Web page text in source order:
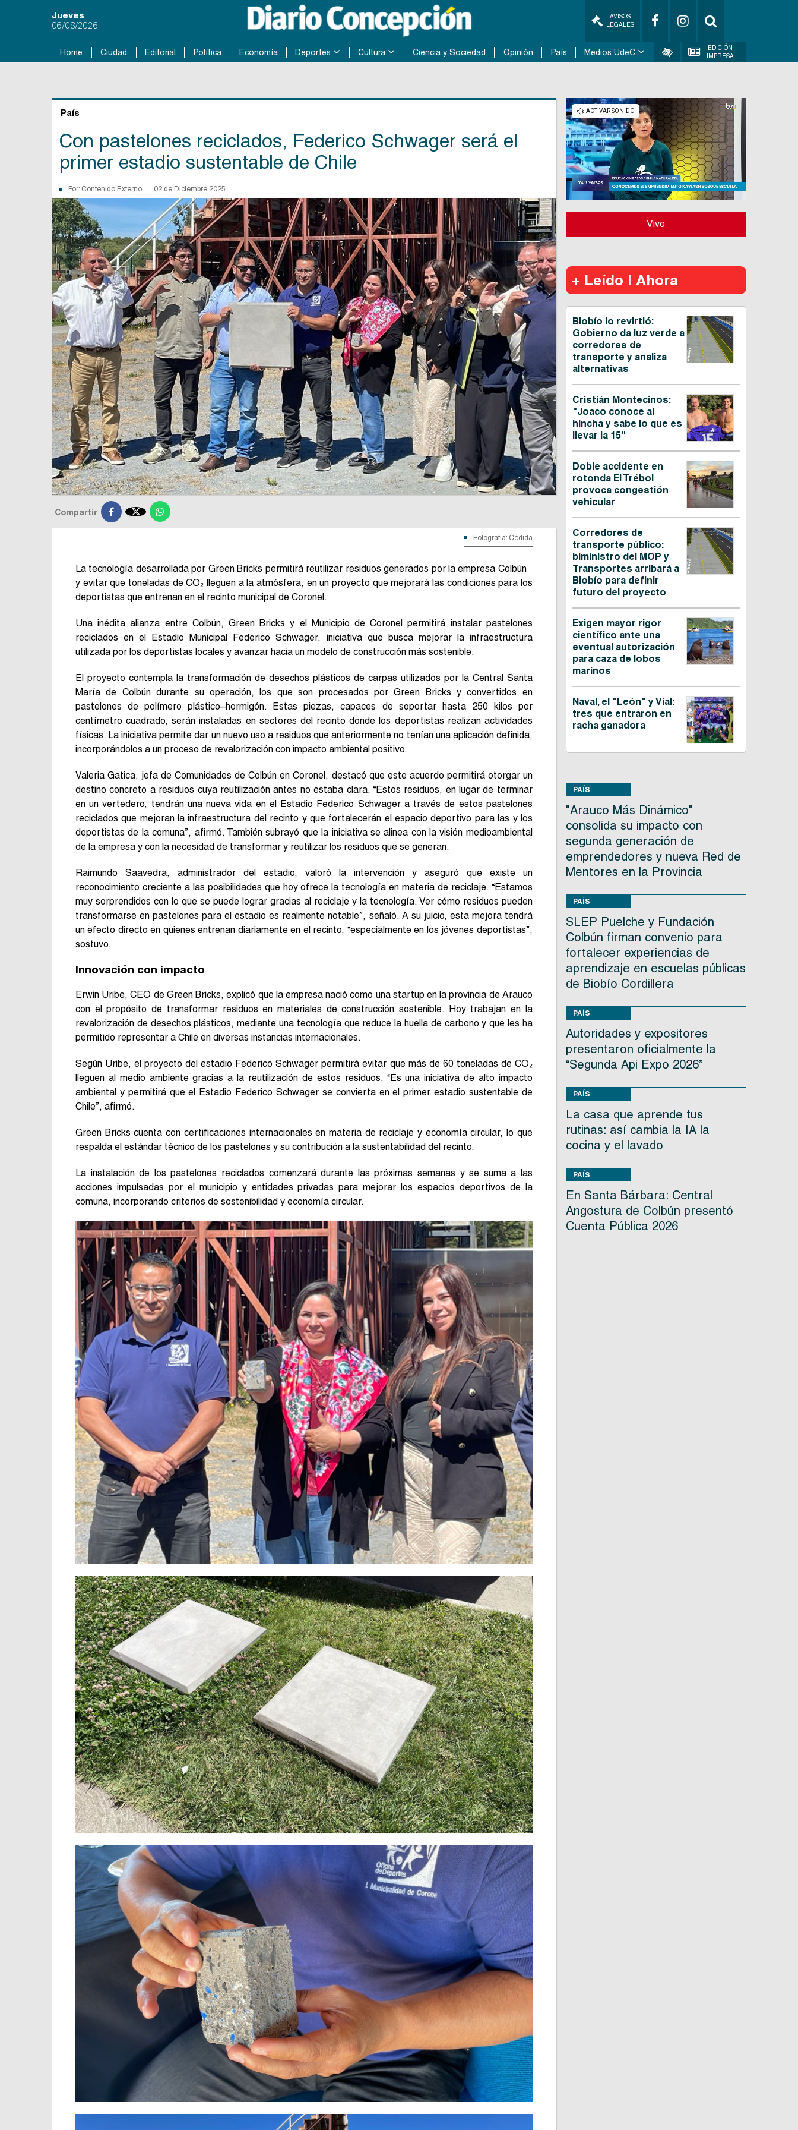
Jueves
06/08/2026
AVISOS
LEGALES
Home Ciudad Editorial Política Economía Deportes Cultura Ciencia y Sociedad Opinión País Medios UdeC
EDICIÓN
IMPRESA
País
Con pastelones reciclados, Federico Schwager será el
primer estadio sustentable de Chile
Por: Contenido Externo 02 de Diciembre 2025
Compartir 
Fotografía: Cedida
La tecnología desarrollada por Green Bricks permitirá reutilizar residuos generados por la empresa Colbún
y evitar que toneladas de CO₂ lleguen a la atmósfera, en un proyecto que mejorará las condiciones para los
deportistas que entrenan en el recinto municipal de Coronel.
Una inédita alianza entre Colbún, Green Bricks y el Municipio de Coronel permitirá instalar pastelones
reciclados en el Estadio Municipal Federico Schwager, iniciativa que busca mejorar la infraestructura
utilizada por los deportistas locales y avanzar hacia un modelo de construcción más sostenible.
El proyecto contempla la transformación de desechos plásticos de carpas utilizados por la Central Santa
María de Colbún durante su operación, los que son procesados por Green Bricks y convertidos en
pastelones de polímero plástico–hormigón. Estas piezas, capaces de soportar hasta 250 kilos por
centímetro cuadrado, serán instaladas en sectores del recinto donde los deportistas realizan actividades
físicas. La iniciativa permite dar un nuevo uso a residuos que anteriormente no tenían una aplicación definida,
incorporándolos a un proceso de revalorización con impacto ambiental positivo.
Valeria Gatica, jefa de Comunidades de Colbún en Coronel, destacó que este acuerdo permitirá otorgar un
destino concreto a residuos cuya reutilización antes no estaba clara. “Estos residuos, en lugar de terminar
en un vertedero, tendrán una nueva vida en el Estadio Federico Schwager a través de estos pastelones
reciclados que mejoran la infraestructura del recinto y que fortalecerán el espacio deportivo para las y los
deportistas de la comuna”, afirmó. También subrayó que la iniciativa se alinea con la visión medioambiental
de la empresa y con la necesidad de transformar y reutilizar los residuos que se generan.
Raimundo Saavedra, administrador del estadio, valoró la intervención y aseguró que existe un
reconocimiento creciente a las posibilidades que hoy ofrece la tecnología en materia de reciclaje. “Estamos
muy sorprendidos con lo que se puede lograr gracias al reciclaje y la tecnología. Ver cómo residuos pueden
transformarse en pastelones para el estadio es realmente notable”, señaló. A su juicio, esta mejora tendrá
un efecto directo en quienes entrenan diariamente en el recinto, “especialmente en los jóvenes deportistas”,
sostuvo.
Innovación con impacto
Erwin Uribe, CEO de Green Bricks, explicó que la empresa nació como una startup en la provincia de Arauco
con el propósito de transformar residuos en materiales de construcción sostenible. Hoy trabajan en la
revalorización de desechos plásticos, mediante una tecnología que reduce la huella de carbono y que les ha
permitido representar a Chile en diversas instancias internacionales.
Según Uribe, el proyecto del estadio Federico Schwager permitirá evitar que más de 60 toneladas de CO₂
lleguen al medio ambiente gracias a la reutilización de estos residuos. “Es una iniciativa de alto impacto
ambiental y permitirá que el Estadio Federico Schwager se convierta en el primer estadio sustentable de
Chile”, afirmó.
Green Bricks cuenta con certificaciones internacionales en materia de reciclaje y economía circular, lo que
respalda el estándar técnico de los pastelones y su contribución a la sustentabilidad del recinto.
La instalación de los pastelones reciclados comenzará durante las próximas semanas y se suma a las
acciones impulsadas por el municipio y entidades privadas para mejorar los espacios deportivos de la
comuna, incorporando criterios de sostenibilidad y economía circular.
Vivo
+ Leído | Ahora
Biobío lo revirtió:
Gobierno da luz verde a
corredores de
transporte y analiza
alternativas
Cristián Montecinos:
"Joaco conoce al
hincha y sabe lo que es
llevar la 15"
Doble accidente en
rotonda El Trébol
provoca congestión
vehicular
Corredores de
transporte público:
biministro del MOP y
Transportes arribará a
Biobío para definir
futuro del proyecto
Exigen mayor rigor
científico ante una
eventual autorización
para caza de lobos
marinos
Naval, el "León" y Vial:
tres que entraron en
racha ganadora
PAÍS
"Arauco Más Dinámico"
consolida su impacto con
segunda generación de
emprendedores y nueva Red de
Mentores en la Provincia
PAÍS
SLEP Puelche y Fundación
Colbún firman convenio para
fortalecer experiencias de
aprendizaje en escuelas públicas
de Biobío Cordillera
PAÍS
Autoridades y expositores
presentaron oficialmente la
“Segunda Api Expo 2026”
PAÍS
La casa que aprende tus
rutinas: así cambia la IA la
cocina y el lavado
PAÍS
En Santa Bárbara: Central
Angostura de Colbún presentó
Cuenta Pública 2026